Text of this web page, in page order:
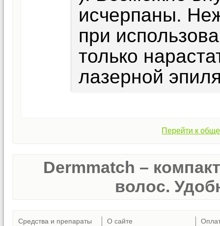
исчерпаны.
при
только
лазерной
Перейти к
Dermmatch –
волос.
Средства и препараты
О сайте